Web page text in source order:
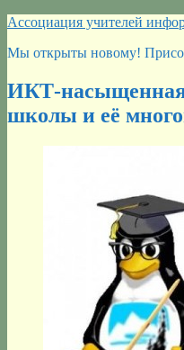
Перейти
содержимому
Ассоциация учителей
Мы открыты новому!
ИКТ-насыщенная
школы и её